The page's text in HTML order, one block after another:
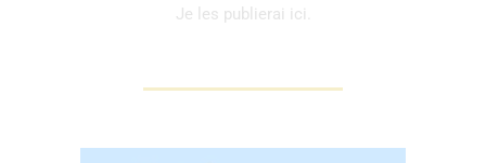
Je les publierai ici.